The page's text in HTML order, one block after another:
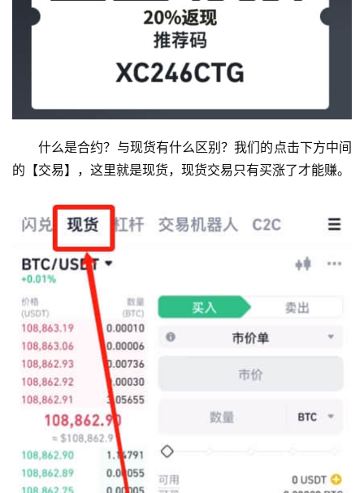
什么是合约？与现货有什么区别？我们的点击下方中间
的【交易】，这里就是现货，现货交易只有买涨了才能赚。